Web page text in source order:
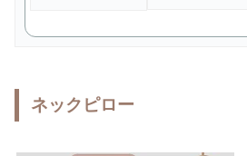
ネックピロー